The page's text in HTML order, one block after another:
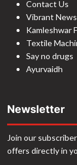
Contact Us
Vibrant
Kamleshwar
Textile
Say no drugs
Ayurvaidh
Newsletter
Join our
offers directly in